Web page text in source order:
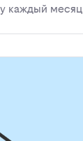
каждый месяц